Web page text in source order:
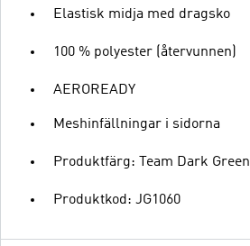
Elastisk midja med dragsko
100 % polyester (återvunnen)
AEROREADY
Meshinfällningar i sidorna
Produktfärg: Team Dark Green
Produktkod: JG1060